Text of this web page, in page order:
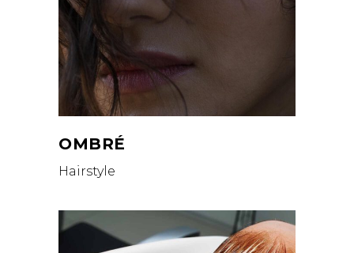
OMBRÉ
Hairstyle